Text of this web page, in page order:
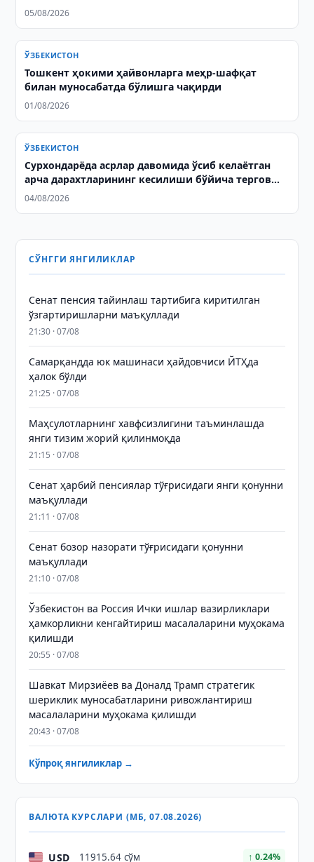
05/08/2026
ЎЗБЕКИСТОН
Тошкент ҳокими ҳайвонларга меҳр-шафқат
билан муносабатда бўлишга чақирди
01/08/2026
ЎЗБЕКИСТОН
Сурхондарёда асрлар давомида ўсиб келаётган
арча дарахтларининг кесилиши бўйича тергов
олиб борилмоқда
04/08/2026
СЎНГГИ ЯНГИЛИКЛАР
Сенат пенсия тайинлаш тартибига киритилган
ўзгартиришларни маъқуллади
21:30 · 07/08
Самарқандда юк машинаси ҳайдовчиси ЙТҲда
ҳалок бўлди
21:25 · 07/08
Маҳсулотларнинг хавфсизлигини таъминлашда
янги тизим жорий қилинмоқда
21:15 · 07/08
Сенат ҳарбий пенсиялар тўғрисидаги янги қонунни
маъқуллади
21:11 · 07/08
Сенат бозор назорати тўғрисидаги қонунни
маъқуллади
21:10 · 07/08
Ўзбекистон ва Россия Ички ишлар вазирликлари
ҳамкорликни кенгайтириш масалаларини муҳокама
қилишди
20:55 · 07/08
Шавкат Мирзиёев ва Доналд Трамп стратегик
шериклик муносабатларини ривожлантириш
масалаларини муҳокама қилишди
20:43 · 07/08
Кўпроқ янгиликлар →
ВАЛЮТА КУРСЛАРИ (МБ, 07.08.2026)
USD 11915.64 сўм ↑ 0.24%